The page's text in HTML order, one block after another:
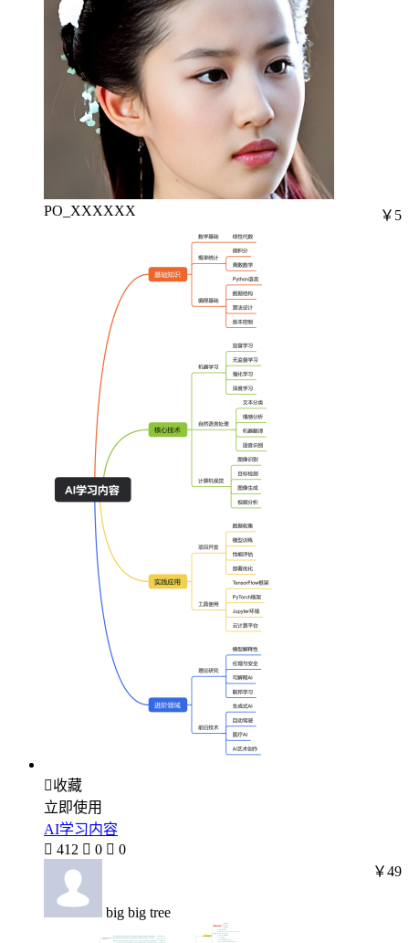
PO_XXXXXX ￥5
收藏
立即使用
AI学习内容
 412  0  0
big big tree
￥49